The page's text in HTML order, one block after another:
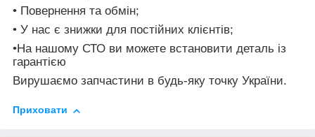
• Повернення та обмін;
• У нас є знижки для постійних клієнтів;
•На нашому СТО ви можете встановити деталь із
гарантією
Вирушаємо запчастини в будь-яку точку України.
Приховати